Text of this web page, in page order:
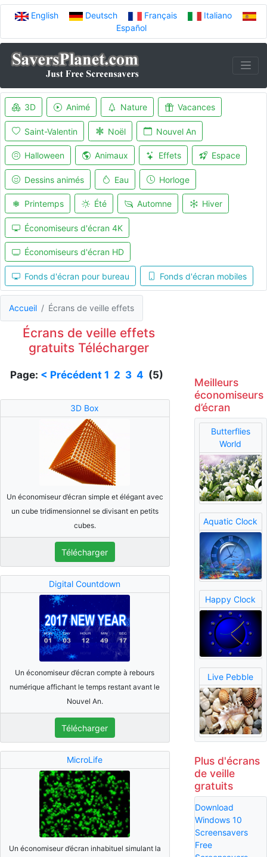
English Deutsch Français
Italiano
Español
3D Animé Nature Vacances
Saint-Valentin Noël Nouvel An
Halloween Animaux Effets Espace
Dessins animés Eau Horloge
Printemps Été Automne Hiver
Économiseurs d'écran 4K
Économiseurs d'écran HD
Fonds d'écran pour bureau Fonds d'écran mobiles
Accueil Écrans de veille effets
Écrans de veille effets
gratuits Télécharger
Page: < Précédent 1 2 3 4 (5)
3D Box
Un économiseur d’écran simple et élégant avec
un cube tridimensionnel se divisant en petits
cubes.
Télécharger
Digital Countdown
Un économiseur d’écran compte à rebours
numérique affichant le temps restant avant le
Nouvel An.
Télécharger
MicroLife
Un économiseur d’écran inhabituel simulant la
Meilleurs
économiseurs
d’écran
Butterflies
World
Aquatic Clock
Happy Clock
Live Pebble
Plus d'écrans
de veille
gratuits
Download
Windows 10
Screensavers
Free